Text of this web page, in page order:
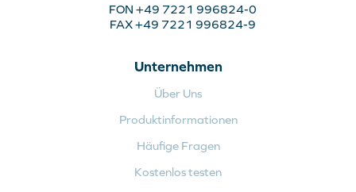
FON +49 7221 996824-0
FAX +49 7221 996824-9
Unternehmen
Über Uns
Produktinformationen
Häufige Fragen
Kostenlos testen